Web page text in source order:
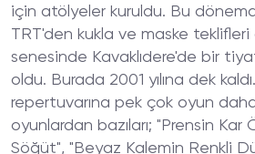
için atölyeler kuruldu. Bu
TRT'den kukla ve maske teklifleri
senesinde Kavaklıdere'de bir
oldu. Burada 2001 yılına dek
repertuvarına pek çok oyun
oyunlardan bazıları; "Prensin Kar
Söğüt", "Beyaz Kalemin Renkli